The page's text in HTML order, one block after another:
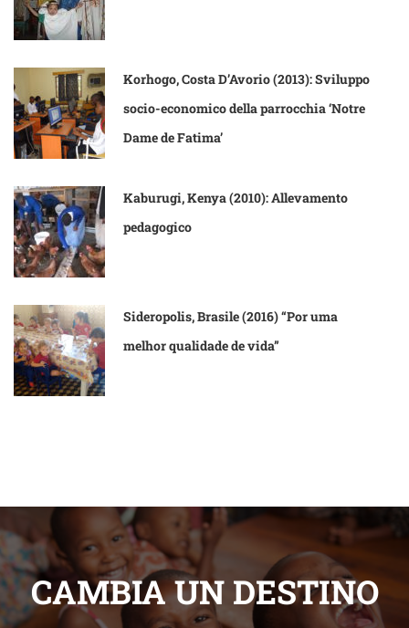
Korhogo, Costa D’Avorio (2013): Sviluppo
socio-economico della parrocchia ‘Notre
Dame de Fatima’
Kaburugi, Kenya (2010): Allevamento
pedagogico
Sideropolis, Brasile (2016) “Por uma
melhor qualidade de vida”
CAMBIA UN DESTINO